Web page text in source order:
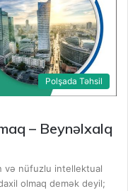
Polşada Təhsil
– Beynəlxalq
və nüfuzlu intellektual
olmaq demək deyil;